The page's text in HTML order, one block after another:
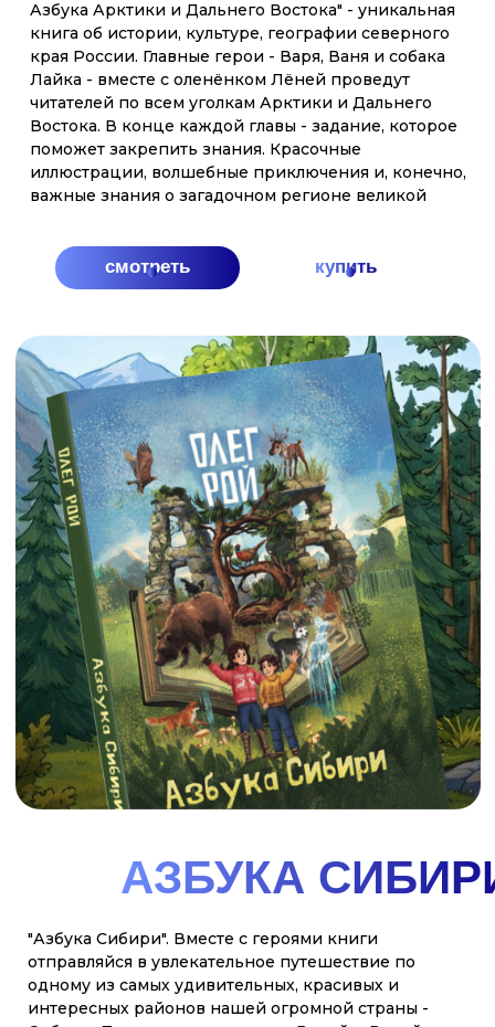
смотреть
смотреть купить
Вместе со своими друзьями - необыкновенной
собакой Лайкой, которая умеет не только говорить,
но и пользоваться интернетом и сказочным
северным оленем, Лёней вы отправитесь в
путешествие на настоящем ледоколе. Эта поездка
по холодным морям подарила брату и сестре, не
только захватывающие приключения, но и новые
знания — о русском Севере, и героической
истории его покорения, о его невероятной
природе и столь же невероятных жителях и об
уникальных российских кораблях-ледоколах,
подобных которым нет нигде в мире. Вернувшись
домой, Ваня и Варя решили поделиться тем, что
узнали, со всеми ребятами нашей необъятной и
прекрасной
АРКТИКА
Главные герои - Варя, Ваня и собака Лайка - вместе
с оленёнком Лёней проведут читателей по всем
уголкам Арктики и Дальнего Востока. В конце
каждой главы - задание, которое поможет
ГДЕ
КУПИТЬ
НАШИ
АЗБУКИ?